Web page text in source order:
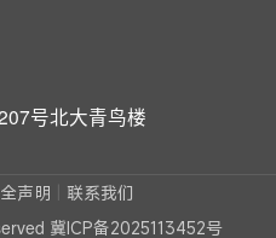
号北大青鸟楼
声明 联系我们
冀ICP备2025113452号